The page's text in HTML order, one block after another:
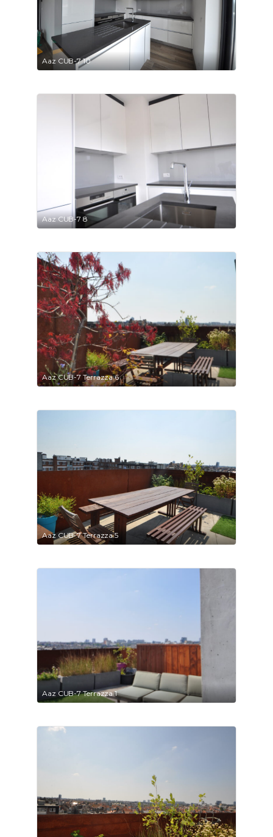
Aaz CUB-7 10
Aaz CUB-7 8
Aaz CUB-7 Terrazza 6
Aaz CUB-7 Terrazza 5
Aaz CUB-7 Terrazza 1